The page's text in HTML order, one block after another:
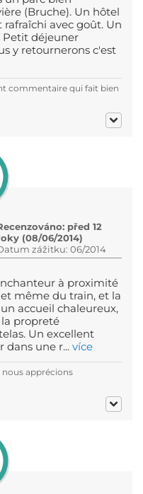
(Bruche). Un hôtel
avec goût. Un
Petit déjeuner
y retournerons c'est
commentaire qui fait bien
před 12
(08/06/2014)
zážitku: 06/2014
à proximité
même du train, et la
accueil chaleureux,
propreté
Un excellent
dans une r... více
apprécions